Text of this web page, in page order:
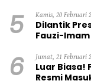
5 Kamis, 20 Februari
Dilantik
Fauzi-
6 Jumat, 21 Februari
Luar Biasa!
Resmi